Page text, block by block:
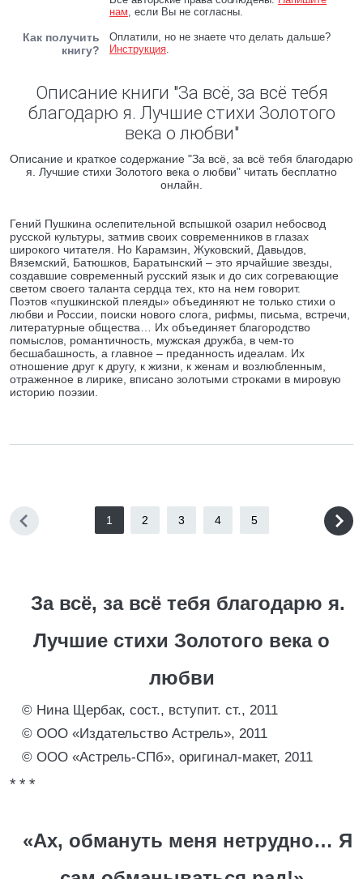
нам, если Вы не согласны.
Как получить
книгу?
Оплатили, но не знаете что делать дальше?
Инструкция.
Описание книги "За всё, за всё тебя
благодарю я. Лучшие стихи Золотого
века о любви"
Описание и краткое содержание "За всё, за всё тебя благодарю
я. Лучшие стихи Золотого века о любви" читать бесплатно
онлайн.
Гений Пушкина ослепительной вспышкой озарил небосвод
русской культуры, затмив своих современников в глазах
широкого читателя. Но Карамзин, Жуковский, Давыдов,
Вяземский, Батюшков, Баратынский – это ярчайшие звезды,
создавшие современный русский язык и до сих согревающие
светом своего таланта сердца тех, кто на нем говорит.
Поэтов «пушкинской плеяды» объединяют не только стихи о
любви и России, поиски нового слога, рифмы, письма, встречи,
литературные общества… Их объединяет благородство
помыслов, романтичность, мужская дружба, в чем-то
бесшабашность, а главное – преданность идеалам. Их
отношение друг к другу, к жизни, к женам и возлюбленным,
отраженное в лирике, вписано золотыми строками в мировую
историю поэзии.
1 2 3 4 5
За всё, за всё тебя благодарю я.
Лучшие стихи Золотого века о
любви
© Нина Щербак, сост., вступит. ст., 2011
© ООО «Издательство Астрель», 2011
© ООО «Астрель-СПб», оригинал-макет, 2011
* * *
«Ах, обмануть меня нетрудно… Я